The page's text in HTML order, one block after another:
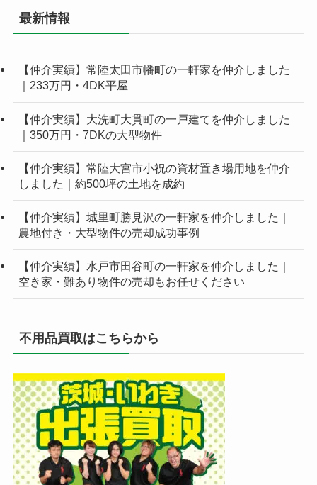
最新情報
【仲介実績】常陸太田市幡町の一軒家を仲介しました
｜233万円・4DK平屋
【仲介実績】大洗町大貫町の一戸建てを仲介しました
｜350万円・7DKの大型物件
【仲介実績】常陸大宮市小祝の資材置き場用地を仲介
しました｜約500坪の土地を成約
【仲介実績】城里町勝見沢の一軒家を仲介しました｜
農地付き・大型物件の売却成功事例
【仲介実績】水戸市田谷町の一軒家を仲介しました｜
空き家・難あり物件の売却もお任せください
不用品買取はこちらから